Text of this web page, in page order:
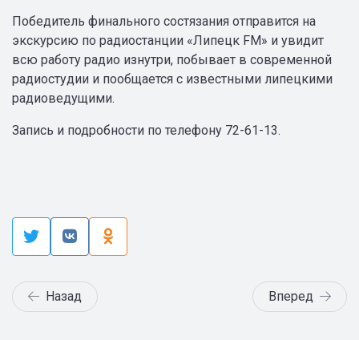
Победитель финального состязания отправится на
экскурсию по радиостанции «Липецк FM» и увидит
всю работу радио изнутри, побывает в современной
радиостудии и пообщается с известными липецкими
радиоведущими.
Запись и подробности по телефону 72-61-13.
Назад Вперед